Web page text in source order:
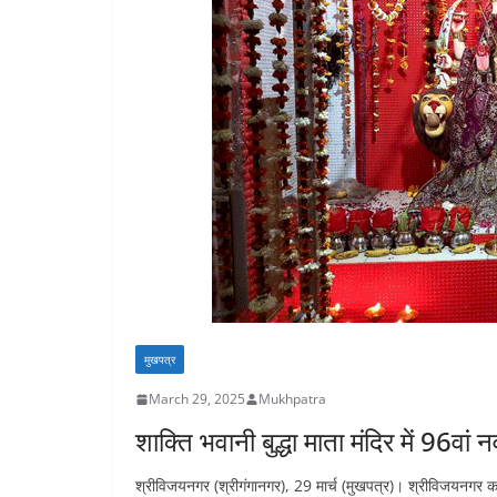
मुखपत्र
March 29, 2025 Mukhpatra
शाक्ति भवानी बुद्धा माता मंदिर में 96वां
श्रीविजयनगर (श्रीगंगानगर), 29 मार्च (मुखपत्र)। श्रीविजयनगर